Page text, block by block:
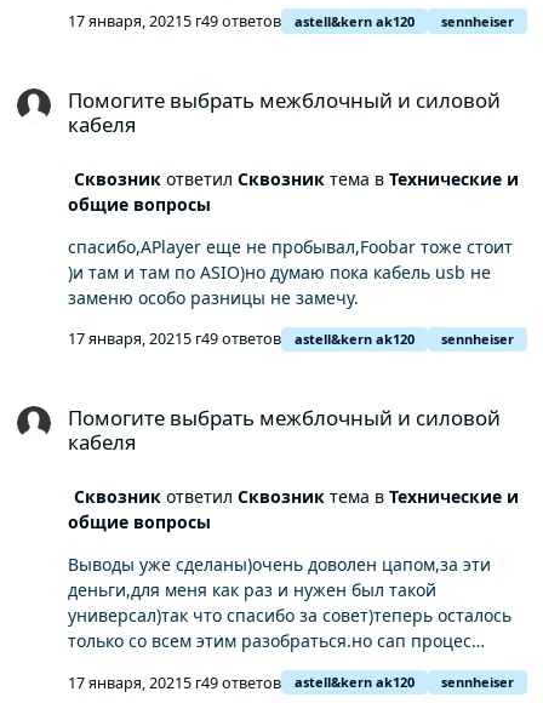
17 января, 20215 г49 ответов astell&kern ak120 sennheiser
Помогите выбрать межблочный и силовой
кабеля
Сквозникответил Сквозниктема в Технические и
общие вопросы
спасибо,APlayer еще не пробывал,Foobar тоже стоит
)и там и там по ASIO)но думаю пока кабель usb не
заменю особо разницы не замечу.
17 января, 20215 г49 ответов astell&kern ak120 sennheiser
Помогите выбрать межблочный и силовой
кабеля
Сквозникответил Сквозниктема в Технические и
общие вопросы
Выводы уже сделаны)очень доволен цапом,за эти
деньги,для меня как раз и нужен был такой
универсал)так что спасибо за совет)теперь осталось
только со всем этим разобраться.но сап процес
разбирания уже прносит огромное удовольствие,а
это уже не мало)
17 января, 20215 г49 ответов astell&kern ak120 sennheiser